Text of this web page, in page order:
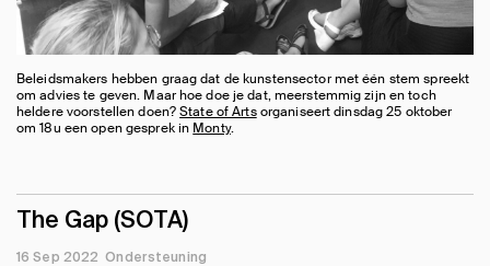
Beleidsmakers hebben graag dat de kunstensector met één stem spreekt
om advies te geven. Maar hoe doe je dat, meerstemmig zijn en toch
heldere voorstellen doen?State of Artsorganiseert dinsdag 25 oktober
om 18u een open gesprek in Monty.
The Gap (SOTA)
16 Sep 2022 Ondersteuning